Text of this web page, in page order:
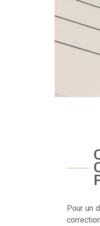
Pour un